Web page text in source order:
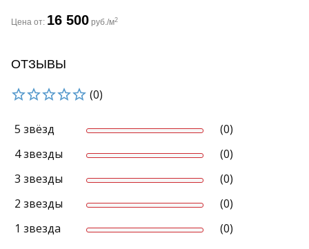
Цена от: 16 500 руб./м2
ОТЗЫВЫ
(0)
5 звёзд
(0)
4 звезды
(0)
3 звезды
(0)
2 звезды
(0)
1 звезда
(0)